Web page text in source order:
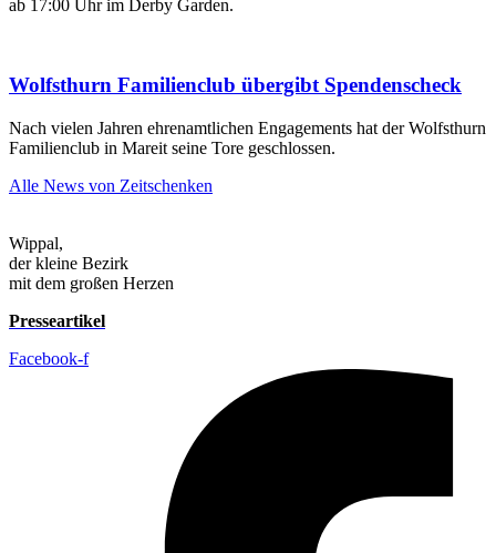
ab 17:00 Uhr im Derby Garden.
Wolfsthurn Familienclub übergibt Spendenscheck
Nach vielen Jahren ehrenamtlichen Engagements hat der Wolfsthurn
Familienclub in Mareit seine Tore geschlossen.
Alle News von Zeitschenken
Wippal,
der kleine Bezirk
mit dem großen Herzen
Presseartikel
Facebook-f